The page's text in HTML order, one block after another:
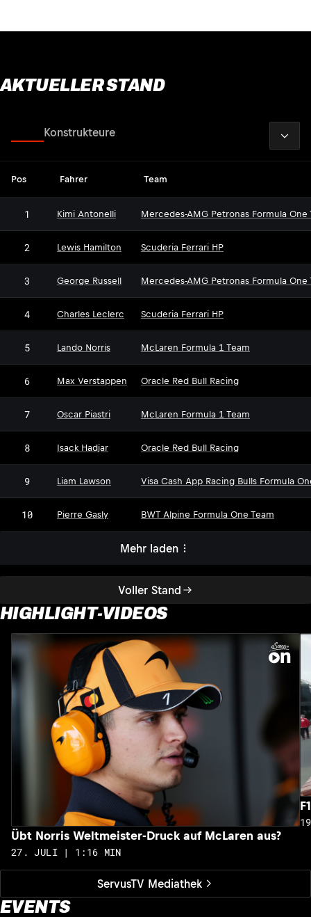
AKTUELLER STAND
Voller Stand
Konstrukteure
Pos Fahrer Team
1 Kimi Antonelli Mercedes-AMG Petronas Formula One
2 Lewis Hamilton Scuderia Ferrari HP
3 George Russell Mercedes-AMG Petronas Formula One
4 Charles Leclerc Scuderia Ferrari HP
5 Lando Norris McLaren Formula 1 Team
6 Max Verstappen Oracle Red Bull Racing
7 Oscar Piastri McLaren Formula 1 Team
8 Isack Hadjar Oracle Red Bull Racing
9 Liam Lawson Visa Cash App Racing Bulls Formula
10 Pierre Gasly BWT Alpine Formula One Team
Mehr laden
HIGHLIGHT-VIDEOS
ServusTV Mediathek
Übt Norris Weltmeister-Druck auf McLaren aus?
27. JULI | 1:16 MIN
EVENTS